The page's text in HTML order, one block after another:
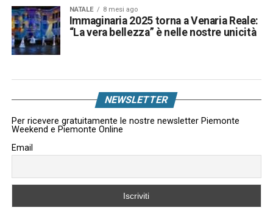
NATALE 8 mesi ago
Immaginaria 2025 torna a Venaria Reale:
“La vera bellezza” è nelle nostre unicità
NEWSLETTER
Per ricevere gratuitamente le nostre newsletter Piemonte
Weekend e Piemonte Online
Email